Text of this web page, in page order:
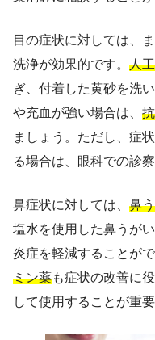
目の症状に対しては、
洗浄が効果的です。 人
ぎ、付着した黄砂を洗
や充血が強い場合は、
ましょう。ただし、症
る場合は、眼科での診
鼻症状に対しては、 鼻
塩水を使用した鼻うが
炎症を軽減することがで
ミン薬も症状の改善に
して使用することが重要